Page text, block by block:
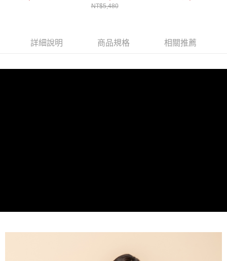
５．嚴禁一人註冊多個帳號或使用他人資訊註冊。若發現惡意使用之情形，
NT$5,480
詳細說明 商品規格 相關推薦